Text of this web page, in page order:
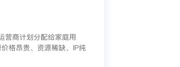
营商计划分配给家庭用
格昂贵、资源稀缺、IP纯